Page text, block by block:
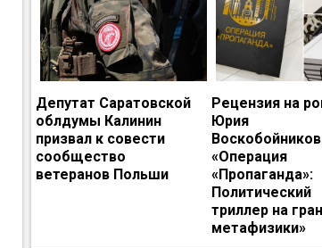
Депутат Саратовской
облдумы Калинин
призвал к совести
сообщество
ветеранов Польши
Рецензия на
Юрия
«Операция
«Пропаганда»:
Политический
триллер на
метафизики»